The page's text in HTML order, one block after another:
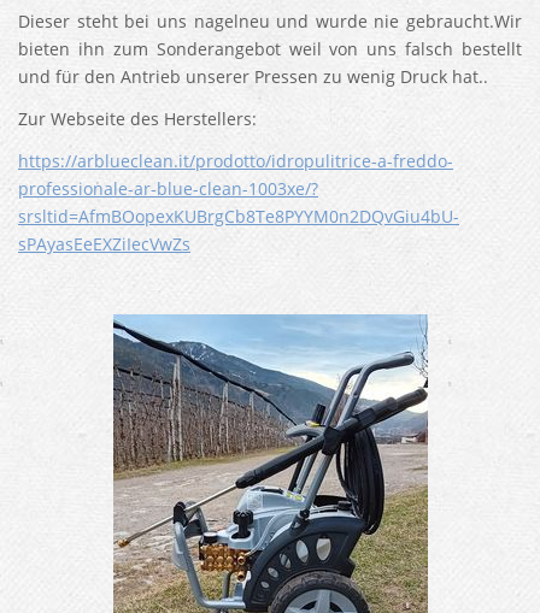
Dieser steht bei uns nagelneu und wurde nie gebraucht.Wir
bieten ihn zum Sonderangebot weil von uns falsch bestellt
und für den Antrieb unserer Pressen zu wenig Druck hat..
Zur Webseite des Herstellers:
https://arblueclean.it/prodotto/idropulitrice-a-freddo-
professionale-ar-blue-clean-1003xe/?
srsltid=AfmBOopexKUBrgCb8Te8PYYM0n2DQvGiu4bU-
sPAyasEeEXZiIecVwZs